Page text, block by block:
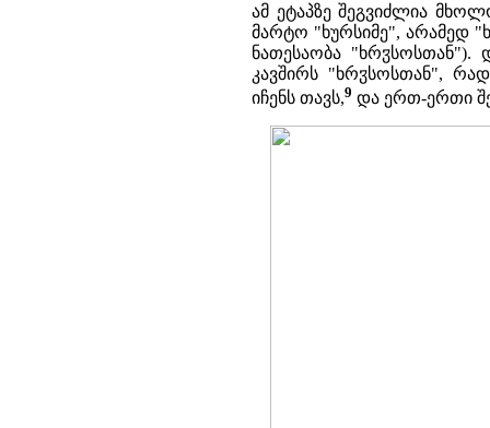
ამ ეტაპზე შეგვიძლია
მარტო "ხურსიმე", არამედ
ნათესაობა "ხრჳსოსთან").
კავშირს "ხრჳსოსთან",
იჩენს თავს,9 და ერთ-ერთი